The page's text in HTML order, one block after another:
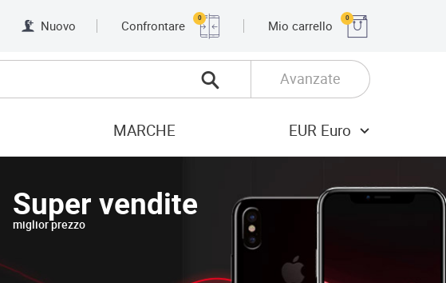
Nuovo Confrontare
0
Mio carrello
0
Avanzate
MARCHE EUR Euro
Super vendite
miglior prezzo